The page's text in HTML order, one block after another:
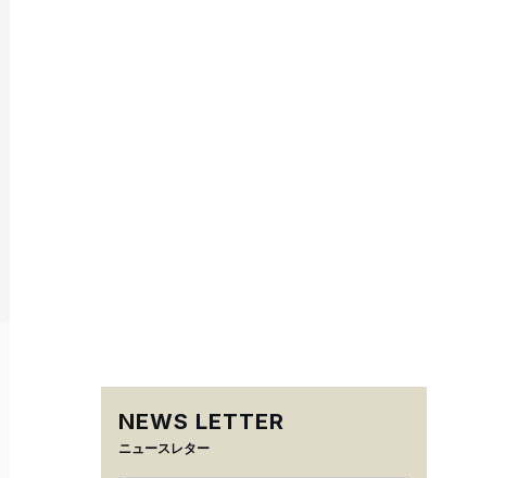
NEWS LETTER
ニュースレター